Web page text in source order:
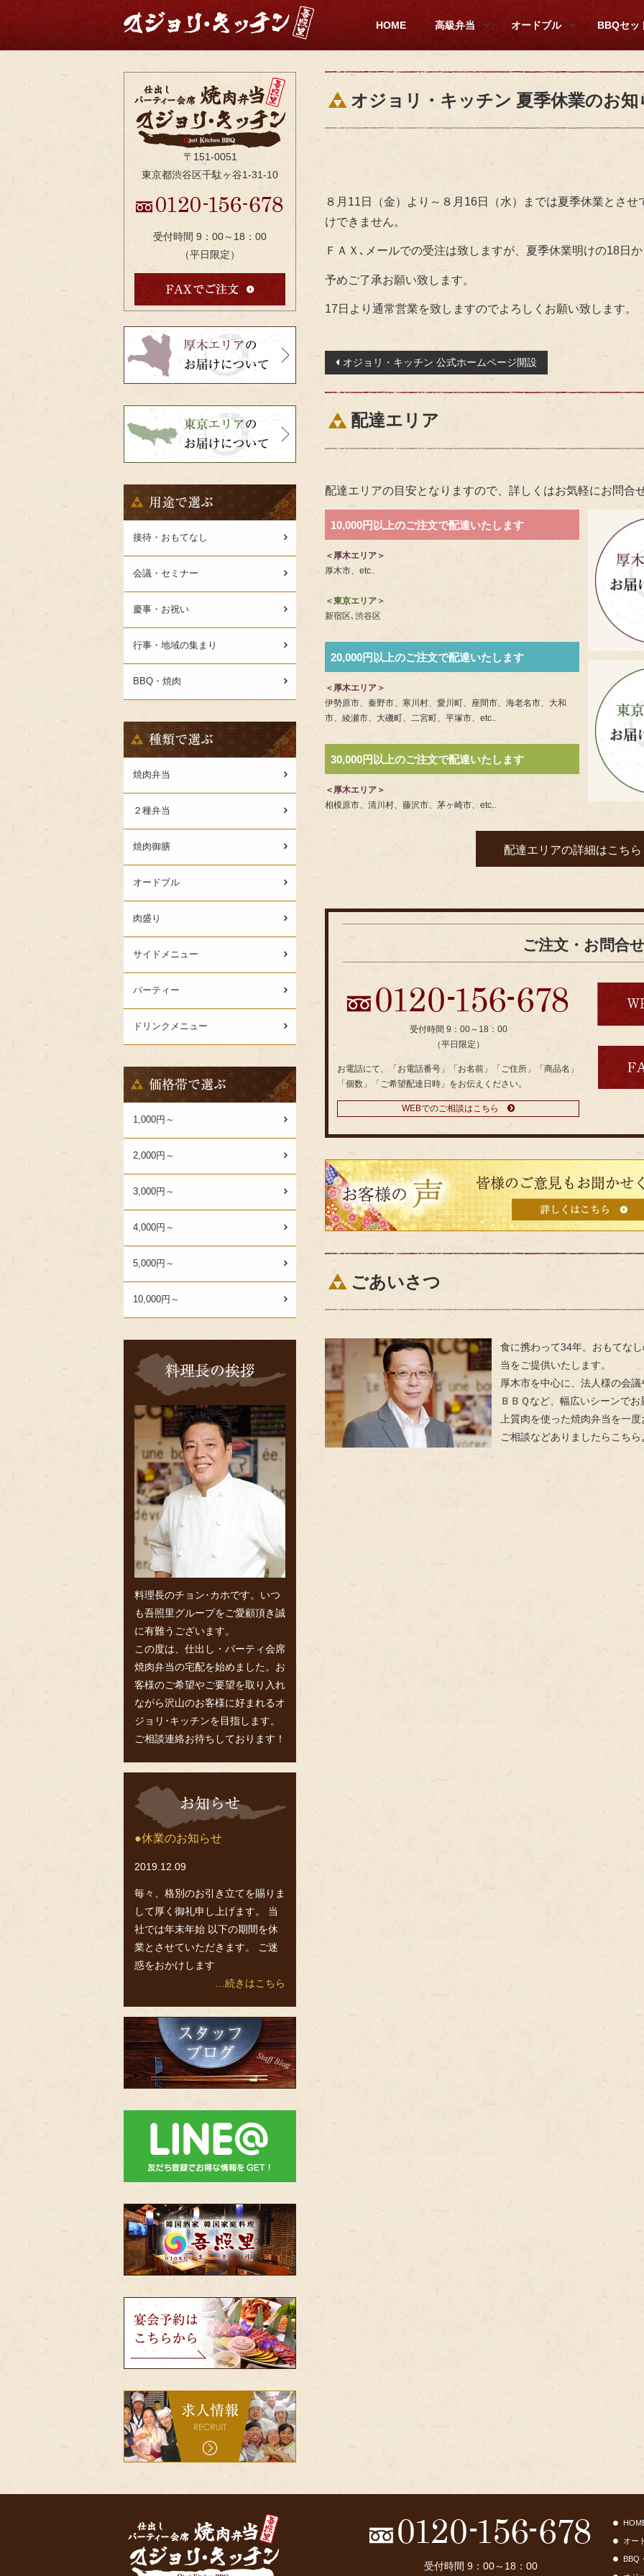
テ
HOME 高級弁当 オードブル BBQセッ
オジョリ・キッチン 夏季休業のお
８月11日（金）より～８月16日（水）までは夏季休業とさ
けできません。
ＦＡＸ､メールでの受注は致しますが、夏季休業明けの18日
予めご了承お願い致します。
17日より通常営業を致しますのでよろしくお願い致します。
投
稿
ナ
ビ
ー
シ
ョ
ン
オジョリ・キッチン 公式ホームページ開設
配達エリア
配達エリアの目安となりますので、詳しくはお気軽にお問合
10,000円以上のご注文で配達いたします
＜厚木エリア＞
厚木市、etc..
＜東京エリア＞
新宿区､渋谷区
20,000円以上のご注文で配達いたします
＜厚木エリア＞
伊勢原市、秦野市、寒川村、愛川町、座間市、海老名市、大和
市、綾瀬市、大磯町、二宮町、平塚市、etc..
30,000円以上のご注文で配達いたします
＜厚木エリア＞
相模原市、清川村、藤沢市、茅ヶ崎市、etc..
配達エリアの詳細はこちら
ご注文・お問合
受付時間 9：00～18：00
（平日限定）
お電話にて、「お電話番号」「お名前」「ご住所」「商品名」
「個数」「ご希望配達日時」をお伝えください。
WEBでのご相談はこちら
皆
様
の
ご
見
も
お
聞
せ
く
だ
さ
い。
ごあいさつ
食に携わって34年。おもてな
当をご提供いたします。
厚木市を中心に、法人様の会
ＢＢＱなど、幅広いシーンで
上質肉を使った焼肉弁当を一
ご相談などありましたらこち
〒151-0051
東京都渋谷区千駄ヶ谷1-31-10
受付時間 9：00～18：00
（平日限定）
atsugi-
side
tokyo-
side
途
で
選接待・おもてなし
会議・セミナー
慶事・お祝い
行事・地域の集まり
BBQ・焼肉
類
で
選焼肉弁当
２種弁当
焼肉御膳
オードブル
肉盛り
サイドメニュー
パーティー
ドリンクメニュー
格
帯
で
ぶ
1,000円～
2,000円～
3,000円～
4,000円～
5,000円～
10,000円～
料
理
の
挨
料理長のチョン･カホです。いつ
も吾照里グループをご愛顧頂き誠
に有難うございます。
この度は、仕出し・パーティ会席
焼肉弁当の宅配を始めました。お
客様のご希望やご要望を取り入れ
ながら沢山のお客様に好まれるオ
ジョリ･キッチンを目指します。
ご相談連絡お待ちしております！
お
知
せ休業のお知らせ
2019.12.09
毎々、格別のお引き立てを賜りま
して厚く御礼申し上げます。 当
社では年末年始 以下の期間を休
業とさせていただきます。 ご迷
惑をおかけします
…続きはこちら
ス
タ
ッ
フ
ブ
グ
韓
国
酒
家・
韓
家
料
理
照
（オ
ジ
ョ
リ）
会
は
ち
ら
か
ら
bnr-
recruit
受付時間 9：00～18：00
オー
BBQ